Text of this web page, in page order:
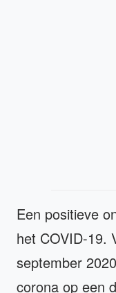
Een positieve
het COVID-19.
september
corona op een